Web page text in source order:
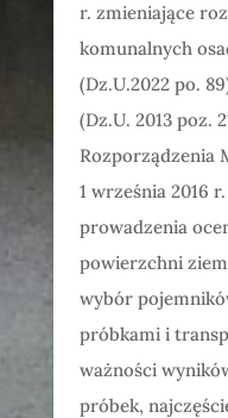
r. zmieniające
komunalnych
(Dz.U.2022 po.
(Dz.U. 2013 poz.
Rozporządzenia
1 września 2016
prowadzenia
powierzchni
wybór
próbkami i
ważności
próbek,